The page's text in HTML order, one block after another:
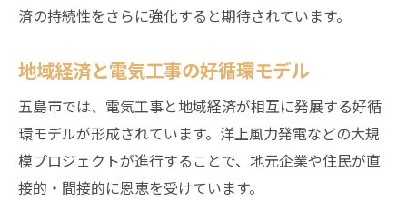
済の持続性をさらに強化すると期待されています。
地域経済と電気工事の好循環モデル
五島市では、電気工事と地域経済が相互に発展する好循
環モデルが形成されています。洋上風力発電などの大規
模プロジェクトが進行することで、地元企業や住民が直
接的・間接的に恩恵を受けています。